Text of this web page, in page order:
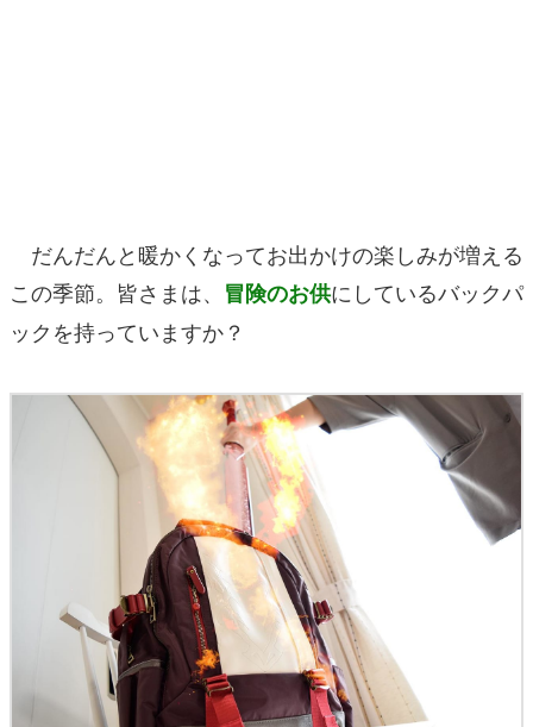
その他
電ファミニコゲーマーとは？
だんだんと暖かくなってお出かけの楽しみが増える
この季節。皆さまは、 冒険のお供にしているバックパ
ックを持っていますか？